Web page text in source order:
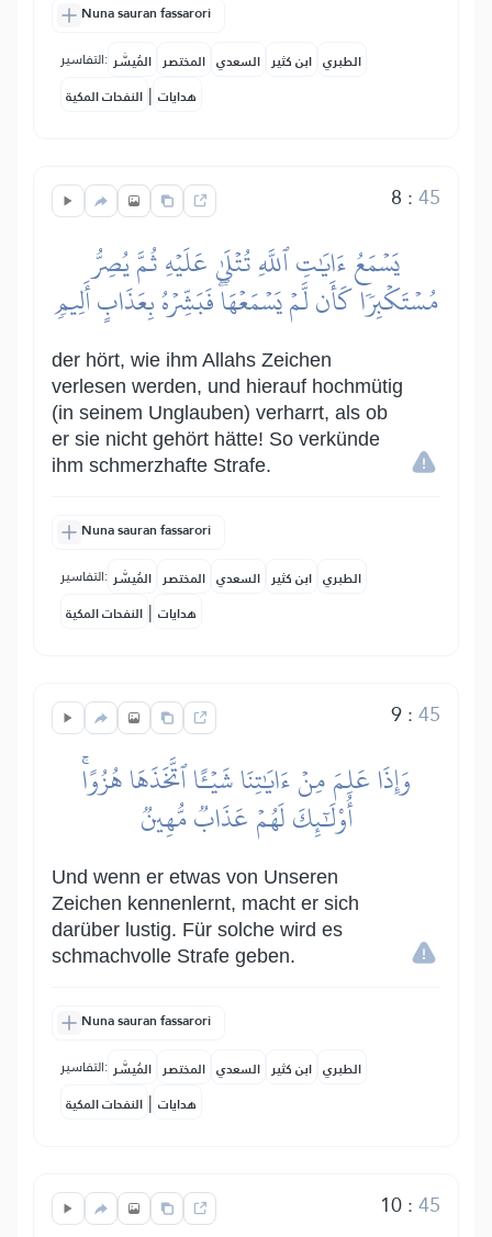
Nuna sauran fassarori
التفاسير: المُيسَّر المختصر السعدي ابن كثير الطبري
النفحات المكية | هدايات
8 :45
يَسۡمَعُ ءَايَٰتِ ٱللَّهِ تُتۡلَىٰ عَلَيۡهِ ثُمَّ يُصِرُّ
مُسۡتَكۡبِرٗا كَأَن لَّمۡ يَسۡمَعۡهَاۖ فَبَشِّرۡهُ بِعَذَابٍ أَلِيمٖ
der hört, wie ihm Allahs Zeichen
verlesen werden, und hierauf hochmütig
(in seinem Unglauben) verharrt, als ob
er sie nicht gehört hätte! So verkünde
ihm schmerzhafte Strafe.
Nuna sauran fassarori
التفاسير: المُيسَّر المختصر السعدي ابن كثير الطبري
النفحات المكية | هدايات
9:45
وَإِذَا عَلِمَ مِنۡ ءَايَٰتِنَا شَيۡـًٔا ٱتَّخَذَهَا هُزُوًاۚ
أُوْلَٰٓئِكَ لَهُمۡ عَذَابٞ مُّهِينٞ
Und wenn er etwas von Unseren
Zeichen kennenlernt, macht er sich
darüber lustig. Für solche wird es
schmachvolle Strafe geben.
Nuna sauran fassarori
التفاسير: المُيسَّر المختصر السعدي ابن كثير الطبري
النفحات المكية | هدايات
10:45